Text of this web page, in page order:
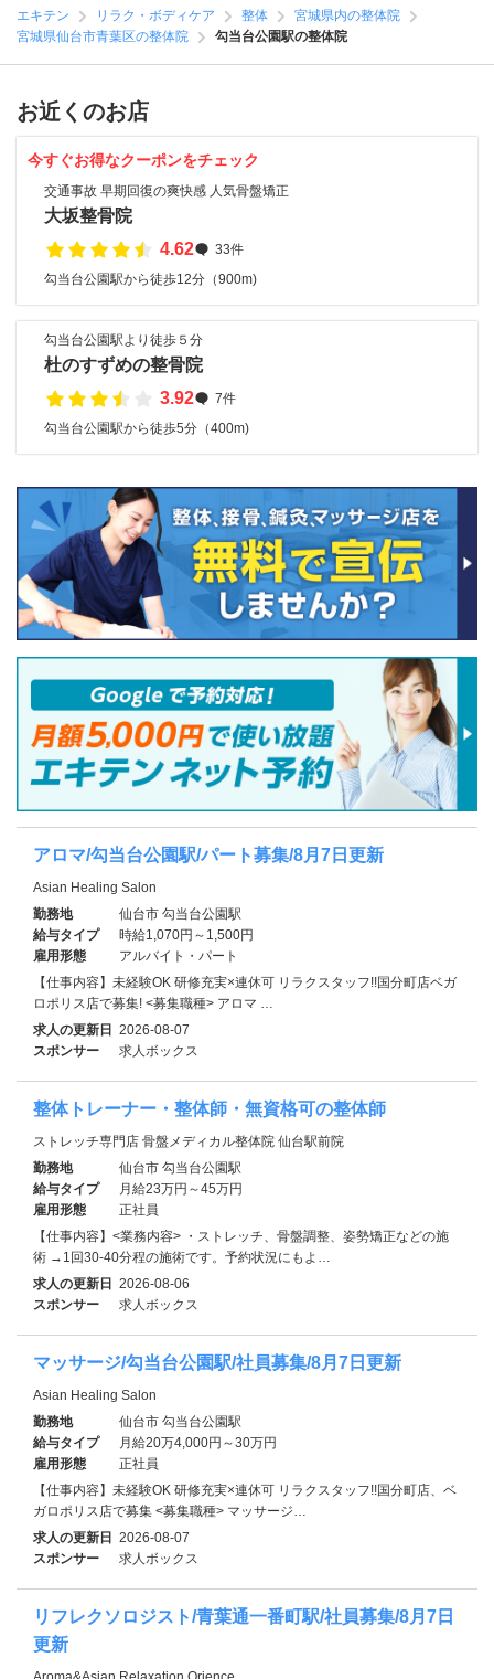
エキテン リラク・ボディケア 整体
宮城県内の整体院
宮城県仙台市青葉区の整体院
勾当台公園駅の整体院
お近くのお店
今すぐお得なクーポンをチェック
交通事故 早期回復の爽快感 人気骨盤矯正
大坂整骨院
4.62
33件
勾当台公園駅から徒歩12分（900m)
勾当台公園駅より徒歩５分
杜のすずめの整骨院
3.92
7件
勾当台公園駅から徒歩5分（400m)
アロマ/勾当台公園駅/パート募集/8月7日更新
Asian Healing Salon
勤務地
仙台市 勾当台公園駅
給与タイプ
時給1,070円～1,500円
雇用形態
アルバイト・パート
【仕事内容】未経験OK 研修充実×連休可 リラクスタッフ!!国分町店ベガ
ロポリス店で募集! <募集職種> アロマ …
求人の更新日 2026-08-07
スポンサー
求人ボックス
整体トレーナー・整体師・無資格可の整体師
ストレッチ専門店 骨盤メディカル整体院 仙台駅前院
勤務地
仙台市 勾当台公園駅
給与タイプ
月給23万円～45万円
雇用形態
正社員
【仕事内容】<業務内容> ・ストレッチ、骨盤調整、姿勢矯正などの施
術 →1回30-40分程の施術です。予約状況にもよ…
求人の更新日 2026-08-06
スポンサー
求人ボックス
マッサージ/勾当台公園駅/社員募集/8月7日更新
Asian Healing Salon
勤務地
仙台市 勾当台公園駅
給与タイプ
月給20万4,000円～30万円
雇用形態
正社員
【仕事内容】未経験OK 研修充実×連休可 リラクスタッフ!!国分町店、ベ
ガロポリス店で募集 <募集職種> マッサージ…
求人の更新日 2026-08-07
スポンサー
求人ボックス
リフレクソロジスト/青葉通一番町駅/社員募集/8月7日
更新